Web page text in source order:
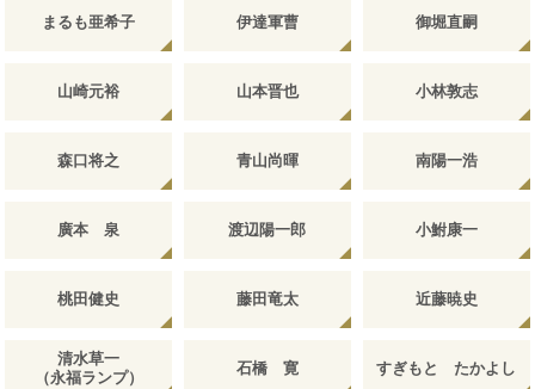
まるも亜希子 伊達軍曹 御堀直嗣
山崎元裕 山本晋也 小林敦志
森口将之 青山尚暉 南陽一浩
廣本 泉 渡辺陽一郎 小鮒康一
桃田健史 藤田竜太 近藤暁史
清水草一
（永福ランプ）
石橋 寛 すぎもと たかよし